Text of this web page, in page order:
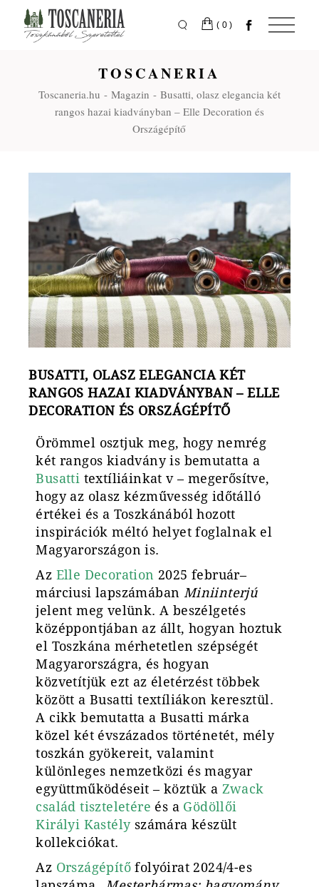
(0)
TOSCANERIA
Toscaneria.hu Magazin
Busatti, olasz elegancia két
rangos hazai kiadványban – Elle Decoration és
Országépítő
BUSATTI, OLASZ ELEGANCIA KÉT
RANGOS HAZAI KIADVÁNYBAN – ELLE
DECORATION ÉS ORSZÁGÉPÍTŐ
Örömmel osztjuk meg, hogy nemrég
két rangos kiadvány is bemutatta a
Busatti textíliáinkat v – megerősítve,
hogy az olasz kézművesség időtálló
értékei és a Toszkánából hozott
inspirációk méltó helyet foglalnak el
Magyarországon is.
Az Elle Decoration 2025 február–
márciusi lapszámában Miniinterjú
jelent meg velünk. A beszélgetés
középpontjában az állt, hogyan hoztuk
el Toszkána mérhetetlen szépségét
Magyarországra, és hogyan
közvetítjük ezt az életérzést többek
között a Busatti textíliákon keresztül.
A cikk bemutatta a Busatti márka
közel két évszázados történetét, mély
toszkán gyökereit, valamint
különleges nemzetközi és magyar
együttműködéseit – köztük a Zwack
család tiszteletére és a Gödöllői
Királyi Kastélyszámára készült
kollekciókat.
Az Országépítőfolyóirat 2024/4-es